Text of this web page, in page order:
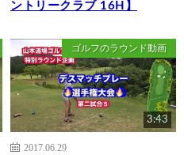
ントリークラブ 16H】
ゴルフのラウンド動画
3:43
2017.06.29